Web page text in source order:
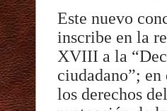
Este nuevo
inscribe en la
XVIII a la
ciudadano”;
los derechos